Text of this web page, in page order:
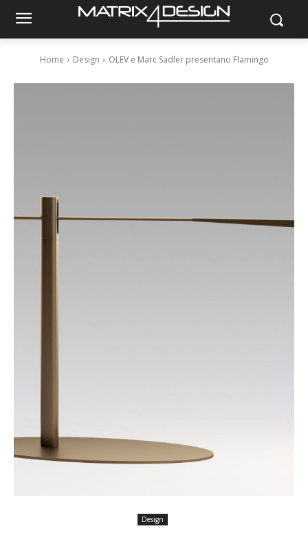
Home Design OLEV e Marc Sadler presentano Flamingo
Design